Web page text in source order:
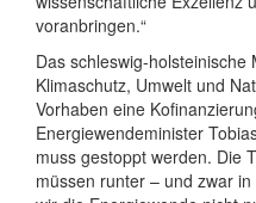
voranbringen.“
Das schleswig-
Klimaschutz, Umwelt und
Vorhaben eine
Energiewendeminister
muss gestoppt werden. Die
müssen runter – und zwar